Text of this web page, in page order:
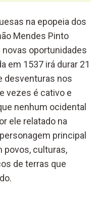
na epopeia dos
Mendes Pinto
oportunidades
em 1537 irá durar 21
desventuras nos
vezes é cativo e
nenhum ocidental
ele relatado na
principal
povos, culturas,
de terras que